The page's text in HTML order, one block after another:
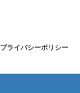
プライバシーポリシー